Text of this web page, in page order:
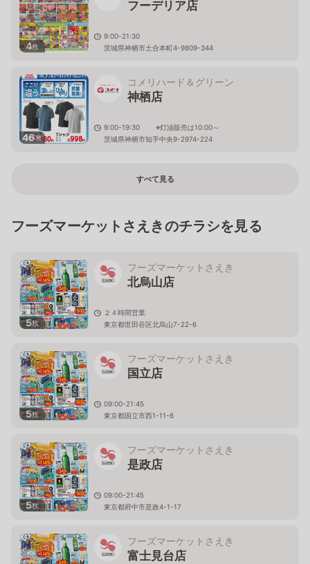
4枚
フーデリア店
9:00-21:30
茨城県神栖市土合本町4-9809-344
46枚
コメリハード＆グリーン
神栖店
9:00-19:30 ※灯油販売は10:00～
茨城県神栖市知手中央9-2974-224
すべて見る
フーズマーケットさえきのチラシを見る
5枚
フーズマーケットさえき
北烏山店
２４時間営業
東京都世田谷区北烏山7-22-6
5枚
フーズマーケットさえき
国立店
09:00-21:45
東京都国立市西1-11-6
5枚
フーズマーケットさえき
是政店
09:00-21:45
東京都府中市是政4-1-17
フーズマーケットさえき
富士見台店